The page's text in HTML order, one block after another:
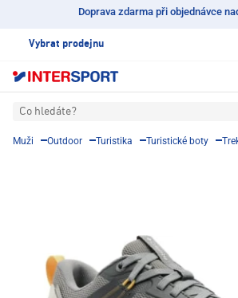
Doprava zdarma při objednávce
Vybrat prodejnu
Co hledáte?
Muži Outdoor Turistika Turistické boty